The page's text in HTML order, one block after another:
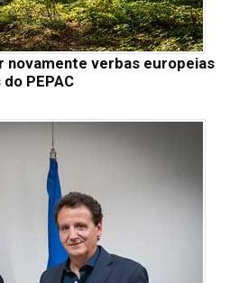
novamente verbas europeias
PEPAC